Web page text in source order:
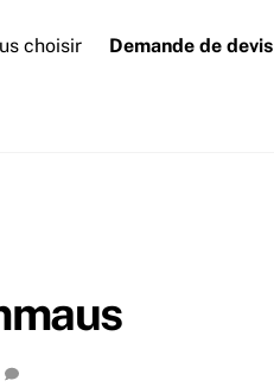
choisir Demande de devis